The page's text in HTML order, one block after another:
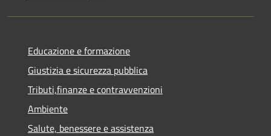
Educazione e formazione
Giustizia e sicurezza pubblica
Tributi,finanze e contravvenzioni
Ambiente
Salute, benessere e assistenza